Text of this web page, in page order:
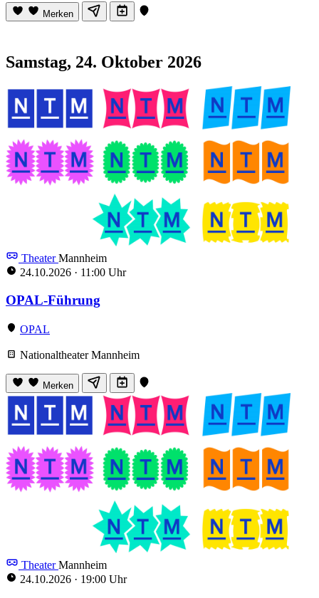
Merken
Samstag, 24. Oktober 2026
TheaterMannheim
24.10.2026 · 11:00 Uhr
OPAL-Führung
OPAL
Nationaltheater Mannheim
Merken
TheaterMannheim
24.10.2026 · 19:00 Uhr